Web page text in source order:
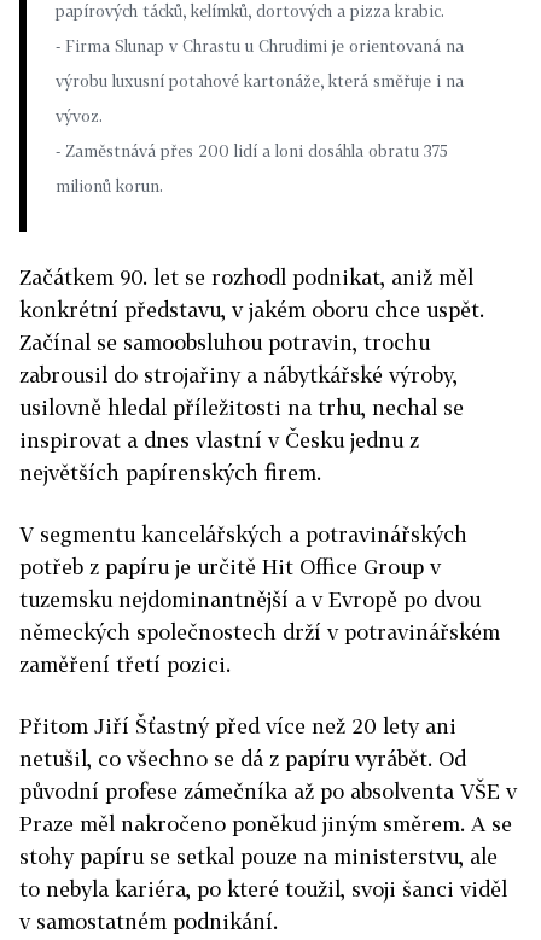
papírových tácků, kelímků, dortových a pizza krabic.
- Firma Slunap v Chrastu u Chrudimi je orientovaná na
výrobu luxusní potahové kartonáže, která směřuje i na
vývoz.
- Zaměstnává přes 200 lidí a loni dosáhla obratu 375
milionů korun.
Začátkem 90. let se rozhodl podnikat, aniž měl
konkrétní představu, v jakém oboru chce uspět.
Začínal se samoobsluhou potravin, trochu
zabrousil do strojařiny a nábytkářské výroby,
usilovně hledal příležitosti na trhu, nechal se
inspirovat a dnes vlastní v Česku jednu z
největších papírenských firem.
V segmentu kancelářských a potravinářských
potřeb z papíru je určitě Hit Office Group v
tuzemsku nejdominantnější a v Evropě po dvou
německých společnostech drží v potravinářském
zaměření třetí pozici.
Přitom Jiří Šťastný před více než 20 lety ani
netušil, co všechno se dá z papíru vyrábět. Od
původní profese zámečníka až po absolventa VŠE v
Praze měl nakročeno poněkud jiným směrem. A se
stohy papíru se setkal pouze na ministerstvu, ale
to nebyla kariéra, po které toužil, svoji šanci viděl
v samostatném podnikání.